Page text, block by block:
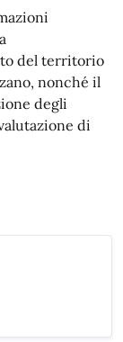
del territorio
nonché il
degli
di